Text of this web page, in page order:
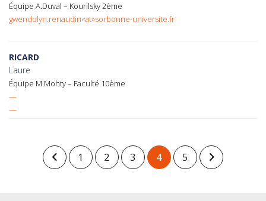
Équipe A.Duval – Kourilsky 2ème
gwendolyn.renaudin«at»sorbonne-universite.fr
RICARD
Laure
Équipe M.Mohty – Faculté 10ème
—
—
1 2 3 4 5